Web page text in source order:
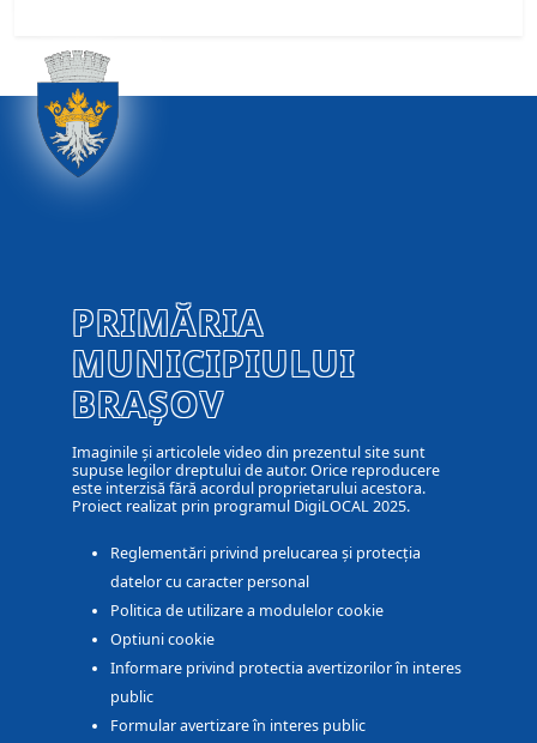
PRIMĂRIA
MUNICIPIULUI
BRAȘOV
Imaginile și articolele video din prezentul site sunt
supuse legilor dreptului de autor. Orice reproducere
este interzisă fără acordul proprietarului acestora.
Proiect realizat prin programul DigiLOCAL 2025.
Reglementări privind prelucarea și protecția
datelor cu caracter personal
Politica de utilizare a modulelor cookie
Optiuni cookie
Informare privind protectia avertizorilor în interes
public
Formular avertizare în interes public